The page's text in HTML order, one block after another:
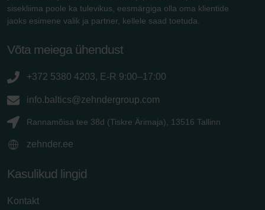
sisekliima poole ka tulevikus, eesmärgiga olla oma klientide
jaoks esimene valik ja partner, kellele saad toetuda.
Võta meiega ühendust
+372 5380 4203, E-R 9:00–17:00
info.baltics@zehndergroup.com
Rannamõisa tee 38d (Tiskre Ärimaja), 13516 Tallinn
zehnder.ee
Kasulikud lingid
Kontakt